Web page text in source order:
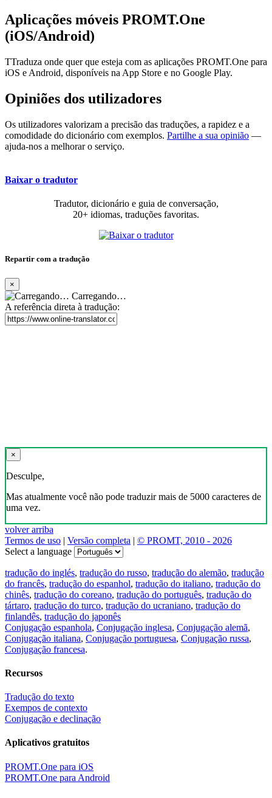
Aplicações móveis PROMT.One
(iOS/Android)
TTraduza onde quer que esteja com as aplicações PROMT.One para
iOS e Android, disponíveis na App Store e no Google Play.
Opiniões dos utilizadores
Os utilizadores valorizam a precisão das traduções, a rapidez e a
comodidade do dicionário com exemplos. Partilhe a sua opinião —
ajuda-nos a melhorar o serviço.
Baixar o tradutor
Tradutor, dicionário e guia de conversação,
20+ idiomas, traduções favoritas.
Repartir com a tradução
×
Carregando…
A referência direta à tradução:
×
Desculpe,
Mas atualmente você não pode traduzir mais de 5000 caracteres de
uma vez.
volver arriba
Termos de uso | Versão completa | © PROMT, 2010 - 2026
Select a language
tradução do inglés, tradução do russo, tradução do alemão, tradução
do francês, tradução do espanhol, tradução do italiano, tradução do
chinês, tradução do coreano, tradução do português, tradução do
tártaro, tradução do turco, tradução do ucraniano, tradução do
finlandês, tradução do japonês
Conjugação espanhola, Conjugação inglesa, Conjugação alemã,
Conjugação italiana, Conjugação portuguesa, Conjugação russa,
Conjugação francesa.
Recursos
Tradução do texto
Exempos de contexto
Conjugação e declinação
Aplicativos gratuitos
PROMT.One para iOS
PROMT.One para Android